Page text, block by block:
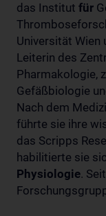
das Institut für
Universität
Leiterin des
Pharmakologie,
Gefäßbiologie
Nach dem
führte sie ihre
das Scripps
habilitierte sie
Physiologie.